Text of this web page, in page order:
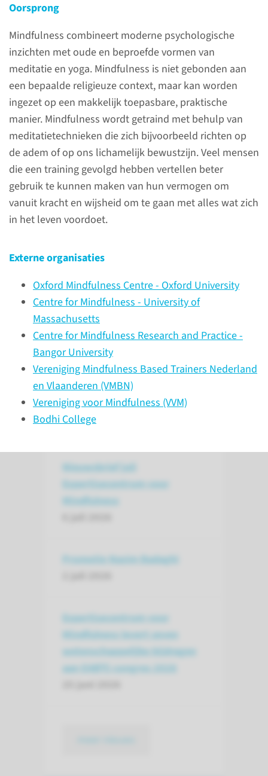
Oorsprong
Mindfulness combineert moderne psychologische
inzichten met oude en beproefde vormen van
meditatie en yoga. Mindfulness is niet gebonden aan
een bepaalde religieuze context, maar kan worden
ingezet op een makkelijk toepasbare, praktische
manier. Mindfulness wordt getraind met behulp van
meditatietechnieken die zich bijvoorbeeld richten op
de adem of op ons lichamelijk bewustzijn. Veel mensen
die een training gevolgd hebben vertellen beter
gebruik te kunnen maken van hun vermogen om
vanuit kracht en wijsheid om te gaan met alles wat zich
in het leven voordoet.
Externe organisaties
Oxford Mindfulness Centre - Oxford University
Centre for Mindfulness - University of
Massachusetts
Centre for Mindfulness Research and Practice -
Bangor University
Vereniging Mindfulness Based Trainers Nederland
en Vlaanderen (VMBN)
Vereniging voor Mindfulness (VVM)
Bodhi College
Contact
Secretariaat
(024) 36 14 608
contactformulier
Verdieping: -1
Route:974
bekijk route
Nieuws
Nieuwsbrief juli
Expertisecentrum voor
Mindfulness
Promotie Nasim Badaghi
Expertisecentrum voor
Mindfulness levert zeven
wetenschappelijke bijdragen
aan EABTC-congres 2026